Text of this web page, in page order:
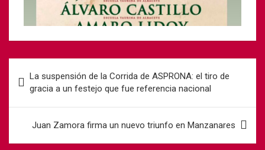
La suspensión de la Corrida de ASPRONA: el tiro de
gracia a un festejo que fue referencia nacional
Juan Zamora firma un nuevo triunfo en Manzanares